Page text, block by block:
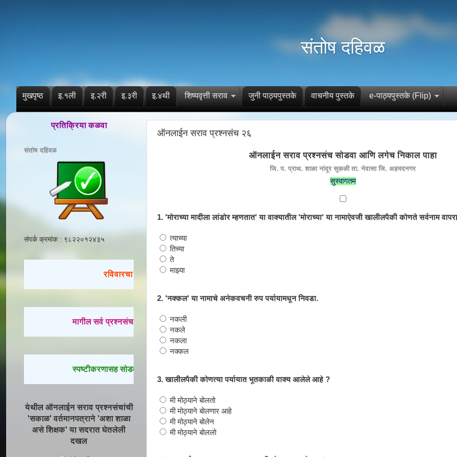
संतोष दहिवळ
मुखपृष्ठ इ.१ली इ.२री इ.३री इ.४थी शिष्यवृत्ती सराव जुनी पाठ्यपुस्तके वाचनीय पुस्तके e-पाठ्यपुस्तके (Flip)
ऑनलाईन सराव प्रश्नसंच २६
ऑनलाईन सराव प्रश्नसंच सोडवा आणि लगेच निकाल पाहा
जि. प. प्राथ. शाळा नांदूर सुकळी ता. नेवासा जि. अहमदनगर
सुस्वागतम
1. 'मोराच्या मादीला लांडोर म्हणतात' या वाक्यातील 'मोराच्या' या नामाऐवजी खालीलपैकी कोणते सर्वनाम
त्याच्या
तिच्या
ते
माझ्या
2. 'नक्कल' या नामाचे अनेकवचनी रुप पर्यायामधून निवडा.
नकली
नकले
नकला
नक्कल
3. खालीलपैकी कोणत्या पर्यायात भूतकाळी वाक्य आलेले आहे ?
मी मोठ्याने बोलतो
मी मोठ्याने बोलणार आहे
मी मोठ्याने बोलेन
मी मोठ्याने बोललो
प्रतिक्रिया कळवा
संतोष दहिवळ
संपर्क क्रमांक : ९८२२०१२४३५
रविवारचा सराव
मागील सर्व प्रश्नसंच सोडवण्यासाठी येथे क्लिक करा.
स्पष्टीकरणासह सोडवलेले प्रश्न पाहण्यासाठी येथे क्लिक करा.
येथील ऑनलाईन सराव प्रश्नसंचांची
'सकाळ' वर्तमानपत्राने 'अशा शाळा
असे शिक्षक' या सदरात घेतलेली
दखल